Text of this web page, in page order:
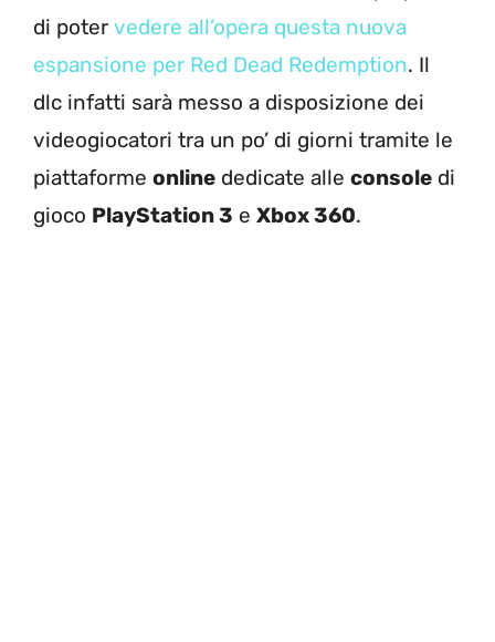
di poter vedere all’opera questa nuova
espansione per Red Dead Redemption. Il
dlc infatti sarà messo a disposizione dei
videogiocatori tra un po’ di giorni tramite le
piattaforme online dedicate alle console di
gioco PlayStation 3 e Xbox 360.